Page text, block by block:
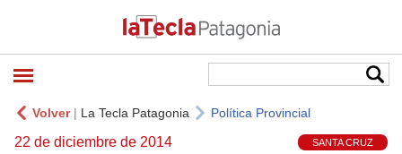
Volver| La Tecla Patagonia Política Provincial
22 de diciembre de 2014 SANTA CRUZ